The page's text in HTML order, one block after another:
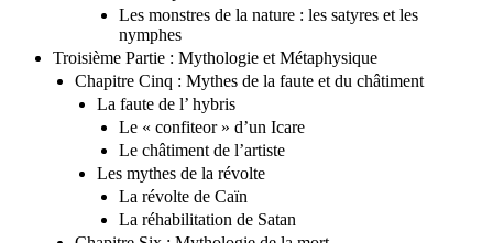
Le vampire : monstre de la luxure
Les monstres de la nature : les satyres et les
nymphes
Troisième Partie : Mythologie et Métaphysique
Chapitre Cinq : Mythes de la faute et du châtiment
La faute de l’ hybris
Le « confiteor » d’un Icare
Le châtiment de l’artiste
Les mythes de la révolte
La révolte de Caïn
La réhabilitation de Satan